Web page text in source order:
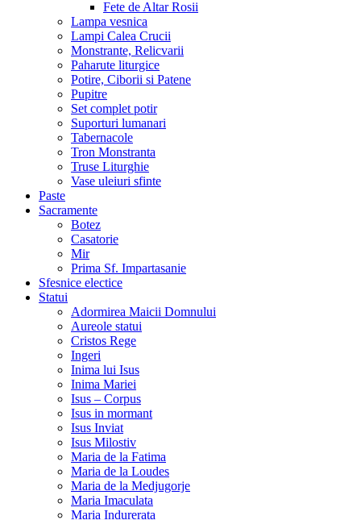
Fete de Altar Rosii
Lampa vesnica
Lampi Calea Crucii
Monstrante, Relicvarii
Paharute liturgice
Potire, Ciborii si Patene
Pupitre
Set complet potir
Suporturi lumanari
Tabernacole
Tron Monstranta
Truse Liturghie
Vase uleiuri sfinte
Paste
Sacramente
Botez
Casatorie
Mir
Prima Sf. Impartasanie
Sfesnice electice
Statui
Adormirea Maicii Domnului
Aureole statui
Cristos Rege
Ingeri
Inima lui Isus
Inima Mariei
Isus – Corpus
Isus in mormant
Isus Inviat
Isus Milostiv
Maria de la Fatima
Maria de la Loudes
Maria de la Medjugorje
Maria Imaculata
Maria Indurerata